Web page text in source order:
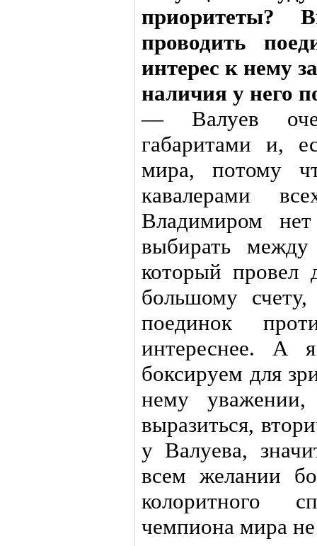
приоритеты?
проводить
интерес к нему
наличия у него
— Валуев
габаритами и,
мира, потому
кавалерами
Владимиром
выбирать
который провел
большому
поединок
интереснее. А
боксируем для
нему
выразиться,
у Валуева,
всем желании
колоритного
чемпиона мира